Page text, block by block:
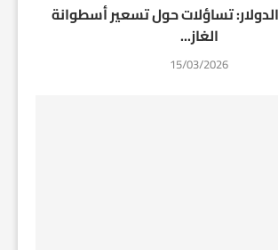
تساؤلات حول تسعير أسطوانة
الغاز...
15/03/2026